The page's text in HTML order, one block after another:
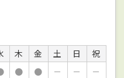
木 金 土 日
祝
● ● － －
－